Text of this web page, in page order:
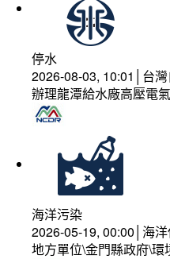
停水
2026-08-03, 10:01│台
辦理龍潭給水廠高壓電
海洋污染
2026-05-19, 00:00│海
地方單位\金門縣政府\